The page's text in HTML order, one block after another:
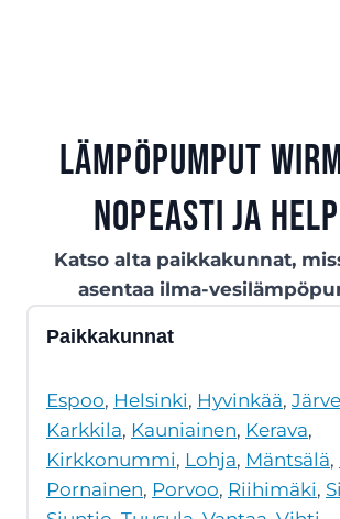
Lämpöpumput
nopeasti ja
Katso alta paikkakunnat,
asentaa ilma-
Paikkakunnat
Espoo, Helsinki, Hyvinkää,
Karkkila, Kauniainen, Kerava,
Kirkkonummi, Lohja, Mäntsälä,
Pornainen, Porvoo, Riihimäki,